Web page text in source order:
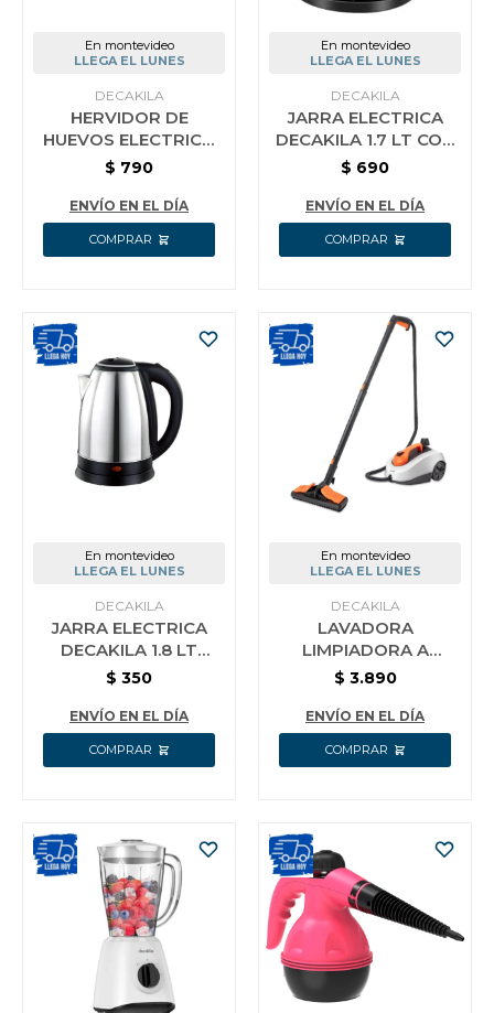
En montevideo
LLEGA EL LUNES
DECAKILA
HERVIDOR DE
HUEVOS ELECTRICO
350W DECAKILA
$ 790
ENVÍO EN EL DÍA
En montevideo
LLEGA EL LUNES
DECAKILA
JARRA ELECTRICA
DECAKILA 1.7 LT CON
VISOR ACERO INOX
$ 690
ENVÍO EN EL DÍA
En montevideo
LLEGA EL LUNES
DECAKILA
JARRA ELECTRICA
DECAKILA 1.8 LT
1500W KEKT031M
$ 350
ENVÍO EN EL DÍA
En montevideo
LLEGA EL LUNES
DECAKILA
LAVADORA
LIMPIADORA A
VAPOR DECAKILA
ACCESORIOS
$ 3.890
ENVÍO EN EL DÍA